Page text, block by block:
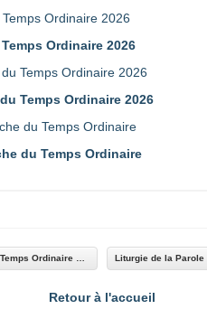
Ordinaire 2026
Temps Ordinaire 2026
du Temps Ordinaire
Retour à l'accueil